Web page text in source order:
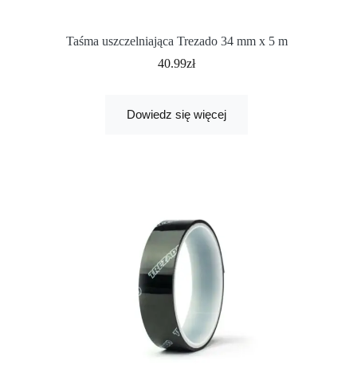
Taśma uszczelniająca Trezado 34 mm x 5 m
40.99zł
Dowiedz się więcej